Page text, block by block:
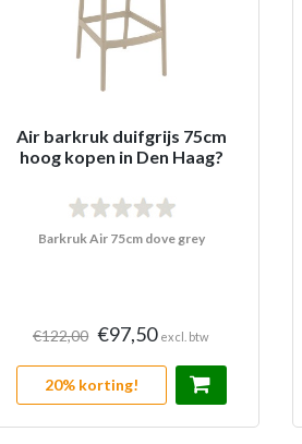
Air barkruk duifgrijs 75cm
hoog kopen in Den Haag?
Barkruk Air 75cm dove grey
€122,00 €97,50 excl. btw
20% korting!